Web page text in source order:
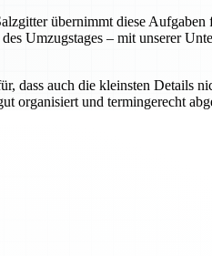
übernimmt diese Aufgaben
Umzugstages – mit unserer
dass auch die kleinsten Details
organisiert und termingerecht